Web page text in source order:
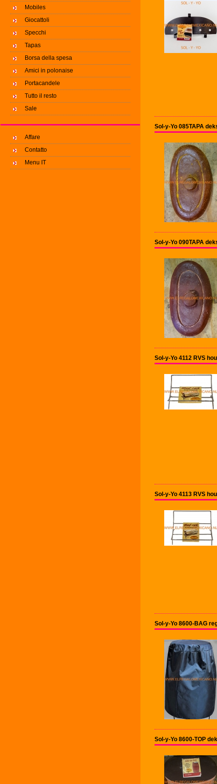
Mobiles
Giocattoli
Specchi
Tapas
Borsa della spesa
Amici in polonaise
Portacandele
Tutto il resto
Sale
Affare
Contatto
Menu IT
Sol-y-Yo 085TAPA
Sol-y-Yo 090TAPA
Sol-y-Yo 4112 RVS
Sol-y-Yo 4113 RVS
Sol-y-Yo 8600-BAG
Sol-y-Yo 8600-TOP